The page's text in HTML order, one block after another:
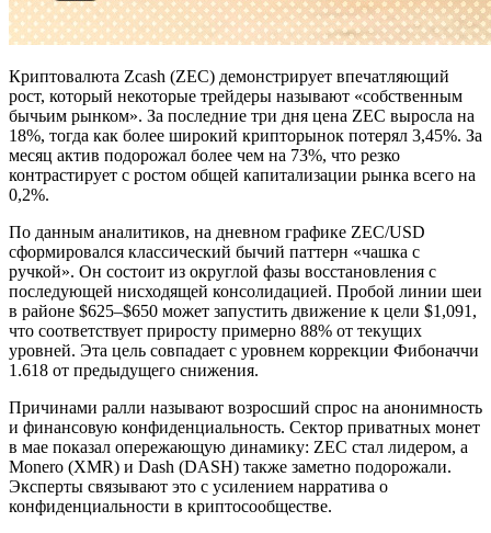
Криптовалюта Zcash (ZEC) демонстрирует впечатляющий
рост, который некоторые трейдеры называют «собственным
бычьим рынком». За последние три дня цена ZEC выросла на
18%, тогда как более широкий крипторынок потерял 3,45%. За
месяц актив подорожал более чем на 73%, что резко
контрастирует с ростом общей капитализации рынка всего на
0,2%.
По данным аналитиков, на дневном графике ZEC/USD
сформировался классический бычий паттерн «чашка с
ручкой». Он состоит из округлой фазы восстановления с
последующей нисходящей консолидацией. Пробой линии шеи
в районе $625–$650 может запустить движение к цели $1,091,
что соответствует приросту примерно 88% от текущих
уровней. Эта цель совпадает с уровнем коррекции Фибоначчи
1.618 от предыдущего снижения.
Причинами ралли называют возросший спрос на анонимность
и финансовую конфиденциальность. Сектор приватных монет
в мае показал опережающую динамику: ZEC стал лидером, а
Monero (XMR) и Dash (DASH) также заметно подорожали.
Эксперты связывают это с усилением нарратива о
конфиденциальности в криптосообществе.